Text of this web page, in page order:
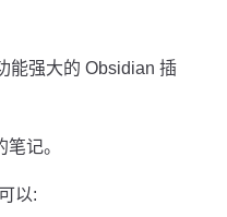
能强大的 Obsidian 插
记。
以: